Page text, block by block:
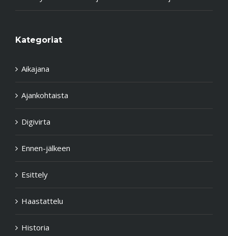
Kategoriat
Aikajana
Ajankohtaista
Digivirta
Ennen-jälkeen
Esittely
Haastattelu
Historia